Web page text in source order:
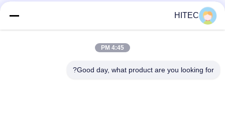
فئات شعبية
HITEC
4:45 PM
Good day, what product are you looking for?